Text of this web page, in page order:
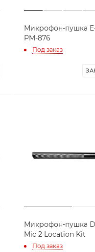
Микрофон-пушка
PM-876
Под заказ
Микрофон-пушка
Mic 2 Location Kit
Под заказ